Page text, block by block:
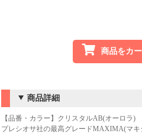
商品をカ
商品詳細
【品番・カラー】クリスタルAB(オーロラ)
プレシオサ社の最高グレードMAXIMA(マキ